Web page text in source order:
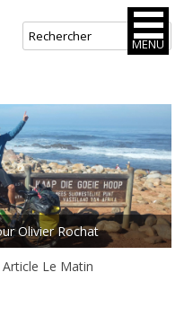
contenu
Olivier Rochat
Article Le Matin
MENU